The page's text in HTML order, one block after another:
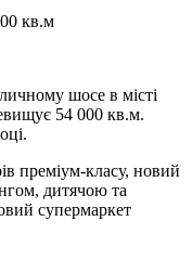
кв.м
шосе в місті
54 000 кв.м.
преміум-класу, новий
дитячою та
супермаркет